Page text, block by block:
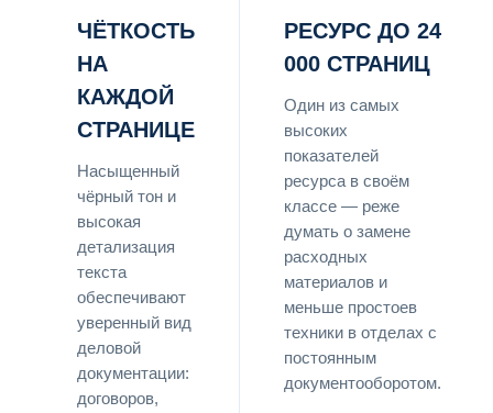
ЧЁТКОСТЬ
НА
КАЖДОЙ
СТРАНИЦЕ
Насыщенный
чёрный тон и
высокая
детализация
текста
обеспечивают
уверенный вид
деловой
документации:
договоров,
РЕСУРС ДО 24
000 СТРАНИЦ
Один из самых
высоких
показателей
ресурса в своём
классе — реже
думать о замене
расходных
материалов и
меньше простоев
техники в отделах с
постоянным
документооборотом.